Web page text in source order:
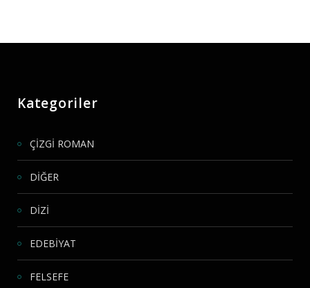
Kategoriler
ÇİZGİ ROMAN
DİĞER
DİZİ
EDEBİYAT
FELSEFE